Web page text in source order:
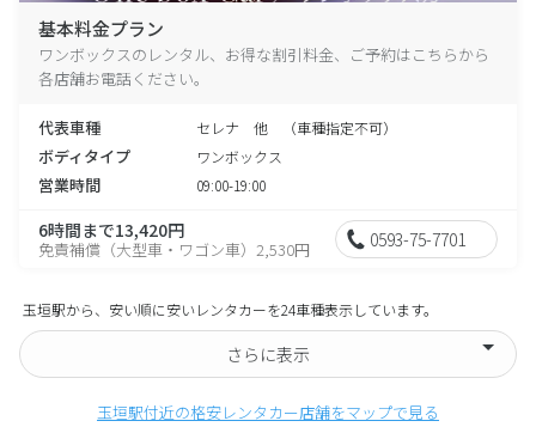
基本料金プラン
ワンボックスのレンタル、お得な割引料金、ご予約はこちらから
各店舗お電話ください。
代表車種 セレナ 他 （車種指定不可）
ボディタイプ ワンボックス
営業時間 09:00-19:00
6時間まで13,420円
免責補償（大型車・ワゴン車）2,530円 0593-75-7701
玉垣駅から、安い順に安いレンタカーを24車種表示しています。
さらに表示
玉垣駅付近の格安レンタカー店舗をマップで見る